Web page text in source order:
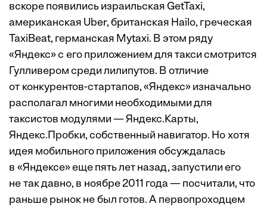
вскоре появились израильская GetTaxi,
американская Uber, британская Hailo, греческая
TaxiBeat, германская Mytaxi. В этом ряду
«Яндекс» с его приложением для такси смотрится
Гулливером среди лилипутов. В отличие
от конкурентов-стартапов, «Яндекс» изначально
располагал многими необходимыми для
таксистов модулями — Яндекс.Карты,
Яндекс.Пробки, собственный навигатор. Но хотя
идея мобильного приложения обсуждалась
в «Яндексе» еще пять лет назад, запустили его
не так давно, в ноябре 2011 года — посчитали, что
раньше рынок не был готов. А первопроходцем